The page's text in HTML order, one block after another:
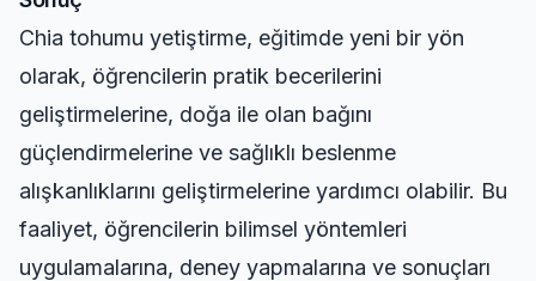
Chia tohumu yetiştirme, eğitimde yeni bir yön
olarak, öğrencilerin pratik becerilerini
geliştirmelerine, doğa ile olan bağını
güçlendirmelerine ve sağlıklı beslenme
alışkanlıklarını geliştirmelerine yardımcı olabilir. Bu
faaliyet, öğrencilerin bilimsel yöntemleri
uygulamalarına, deney yapmalarına ve sonuçları